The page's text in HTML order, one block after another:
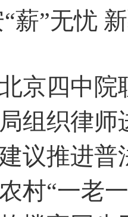
薪”无忧
京四中
组织律
议推进普
村“一老